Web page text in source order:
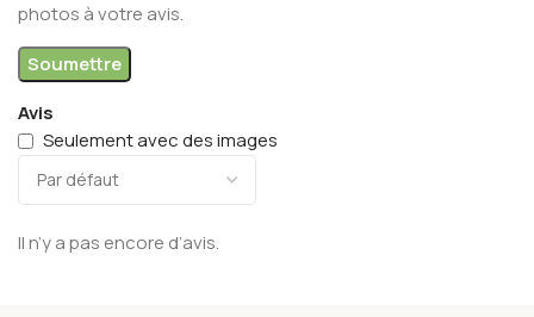
Avis
Seulement avec des images
Il n’y a pas encore d’avis.
photos à votre avis.